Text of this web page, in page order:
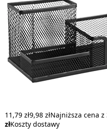
11,79 zł9,98 złNajniższa cena
złKoszty dostawy